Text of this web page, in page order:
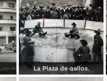
La Plaza de gallos.